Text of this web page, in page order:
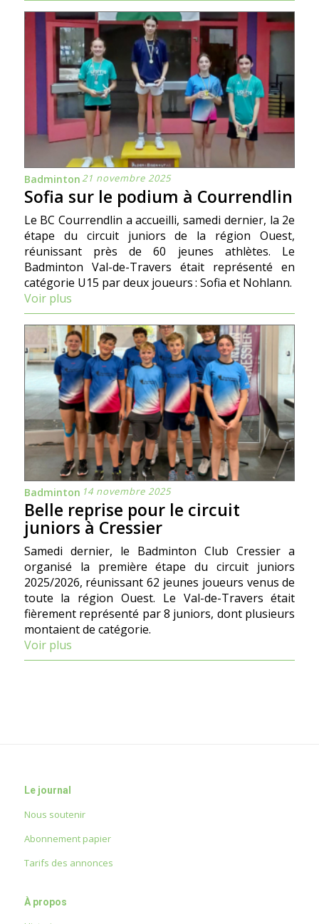
Badminton21 novembre 2025
Sofia sur le podium à Courrendlin
Le BC Courrendlin a accueilli, samedi dernier, la 2e
étape du circuit juniors de la région Ouest,
réunissant près de 60 jeunes athlètes. Le
Badminton Val-de-Travers était représenté en
catégorie U15 par deux joueurs : Sofia et Nohlann.
Voir plus
Badminton 14 novembre 2025
Belle reprise pour le circuit
juniors à Cressier
Samedi dernier, le Badminton Club Cressier a
organisé la première étape du circuit juniors
2025/2026, réunissant 62 jeunes joueurs venus de
toute la région Ouest. Le Val-de-Travers était
fièrement représenté par 8 juniors, dont plusieurs
montaient de catégorie.
Voir plus
Le journal
Nous soutenir
Abonnement papier
Tarifs des annonces
À propos